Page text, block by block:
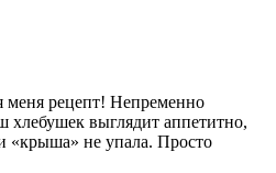
меня рецепт! Непременно
хлебушек выглядит аппетитно,
«крыша» не упала. Просто